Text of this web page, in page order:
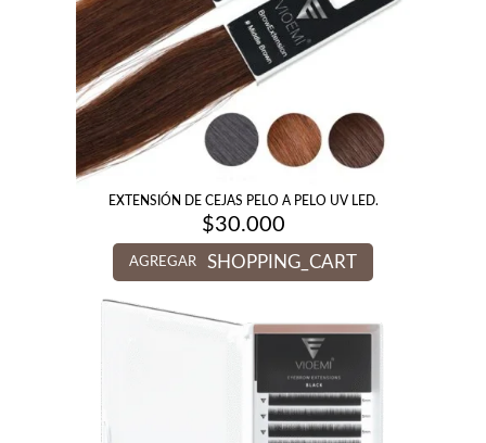
EXTENSIÓN DE CEJAS PELO A PELO UV LED.
$30.000
AGREGAR SHOPPING_CART